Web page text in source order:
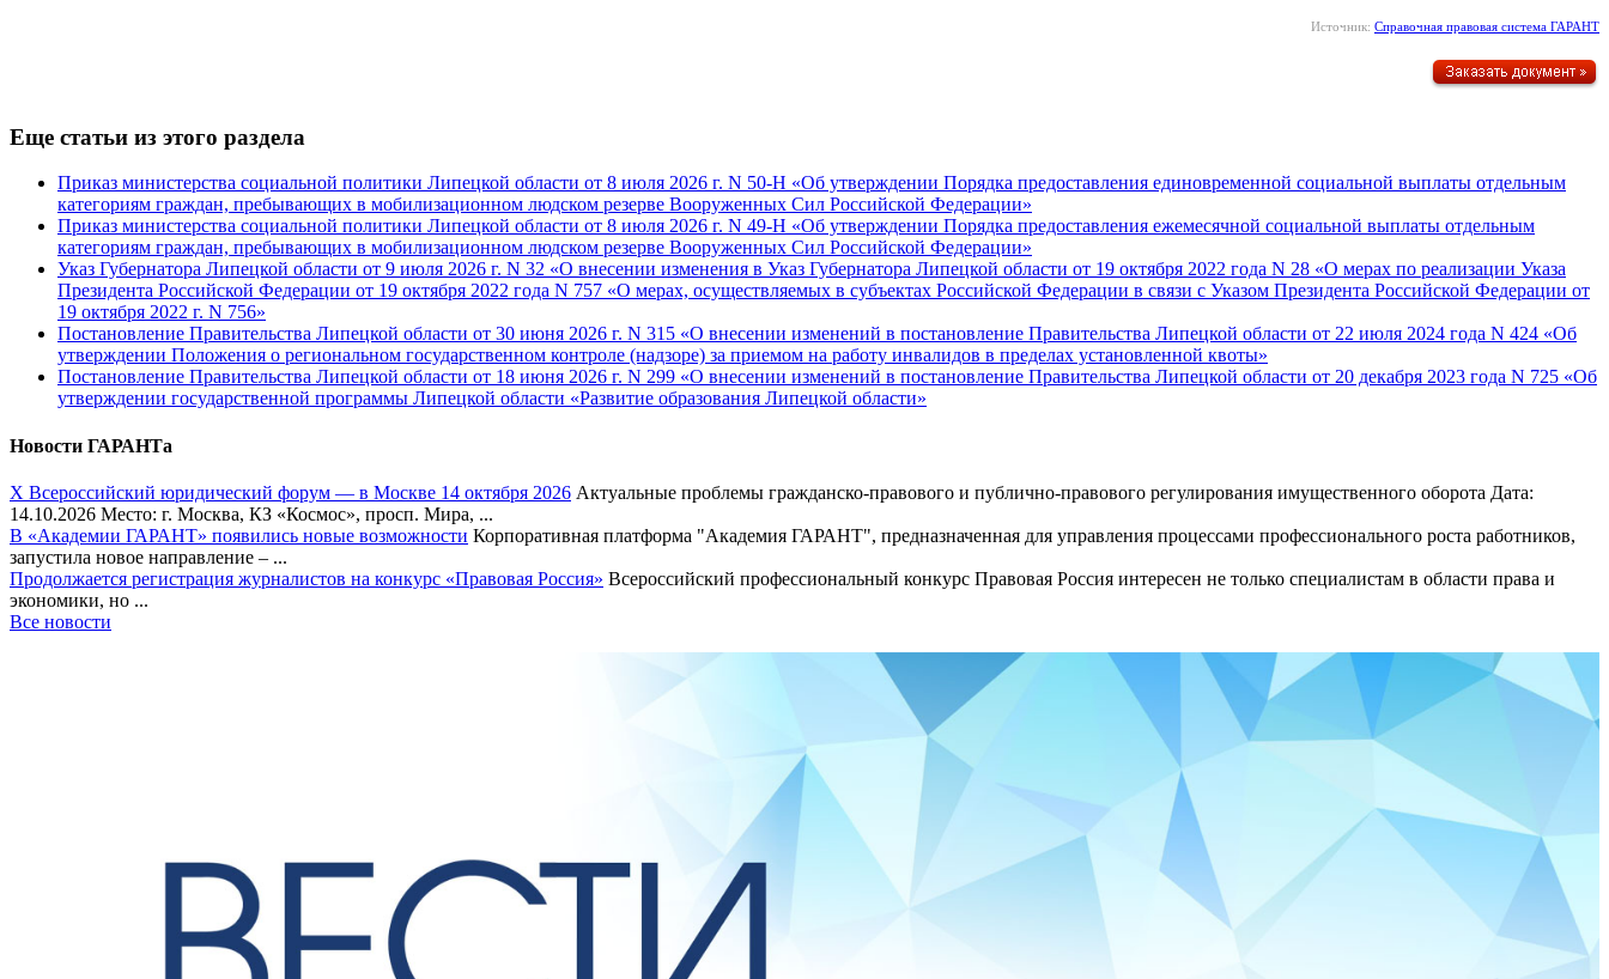
Источник: Справочная правовая система ГАРАНТ
Еще статьи из этого раздела
Приказ министерства социальной политики Липецкой области от 8 июля 2026 г. N 50-Н «Об утверждении Порядка предоставления единовременной социальной выплаты отдельным
категориям граждан, пребывающих в мобилизационном людском резерве Вооруженных Сил Российской Федерации»
Приказ министерства социальной политики Липецкой области от 8 июля 2026 г. N 49-Н «Об утверждении Порядка предоставления ежемесячной социальной выплаты отдельным
категориям граждан, пребывающих в мобилизационном людском резерве Вооруженных Сил Российской Федерации»
Указ Губернатора Липецкой области от 9 июля 2026 г. N 32 «О внесении изменения в Указ Губернатора Липецкой области от 19 октября 2022 года N 28 «О мерах по реализации Указа
Президента Российской Федерации от 19 октября 2022 года N 757 «О мерах, осуществляемых в субъектах Российской Федерации в связи с Указом Президента Российской Федерации от
19 октября 2022 г. N 756»
Постановление Правительства Липецкой области от 30 июня 2026 г. N 315 «О внесении изменений в постановление Правительства Липецкой области от 22 июля 2024 года N 424 «Об
утверждении Положения о региональном государственном контроле (надзоре) за приемом на работу инвалидов в пределах установленной квоты»
Постановление Правительства Липецкой области от 18 июня 2026 г. N 299 «О внесении изменений в постановление Правительства Липецкой области от 20 декабря 2023 года N 725 «Об
утверждении государственной программы Липецкой области «Развитие образования Липецкой области»
Новости ГАРАНТа
Х Всероссийский юридический форум — в Москве 14 октября 2026 Актуальные проблемы гражданско-правового и публично-правового регулирования имущественного оборота Дата:
14.10.2026 Место: г. Москва, КЗ «Космос», просп. Мира, ...
В «Академии ГАРАНТ» появились новые возможности Корпоративная платформа "Академия ГАРАНТ", предназначенная для управления процессами профессионального роста работников,
запустила новое направление – ...
Продолжается регистрация журналистов на конкурс «Правовая Россия» Всероссийский профессиональный конкурс Правовая Россия интересен не только специалистам в области права и
экономики, но ...
Все новости